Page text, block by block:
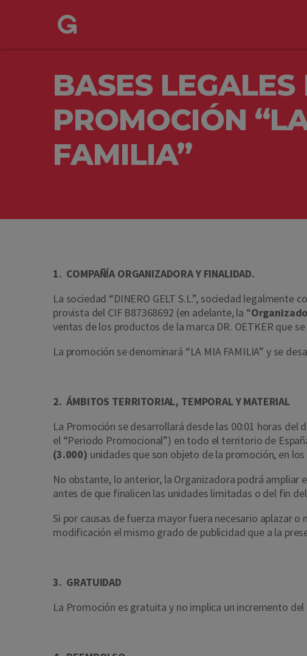
BASES LEGALES
PROMOCIÓN
FAMILIA”
1. COMPAÑÍA ORGANIZADORA Y FINALIDAD.
La sociedad “DINERO GELT S.L.”, sociedad
provista del CIF B87368692 (en adelante, la “
ventas de los productos de la marca DR. OETKER que
La promoción se denominará “LA MIA FAMILIA” y se
2. ÁMBITOS TERRITORIAL, TEMPORAL Y MATERIAL
La Promoción se desarrollará desde las 00:01 horas del
el “Periodo Promocional”) en todo el territorio de
(3.000) unidades que son objeto de la promoción, en
No obstante, lo anterior, la Organizadora podrá ampliar
antes de que finalicen las unidades limitadas o del fin
Si por causas de fuerza mayor fuera necesario aplazar
modificación el mismo grado de publicidad que a la
3. GRATUIDAD
La Promoción es gratuita y no implica un incremento